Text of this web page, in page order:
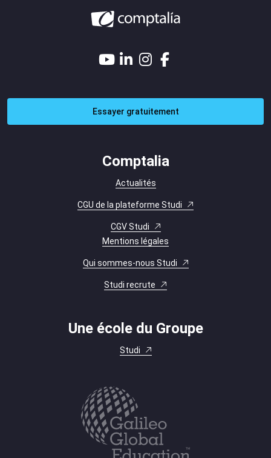
Essayer gratuitement
Comptalia
Actualités
CGU de la plateforme Studi
CGV Studi
Mentions légales
Qui sommes-nous Studi
Studi recrute
Une école du Groupe
Studi